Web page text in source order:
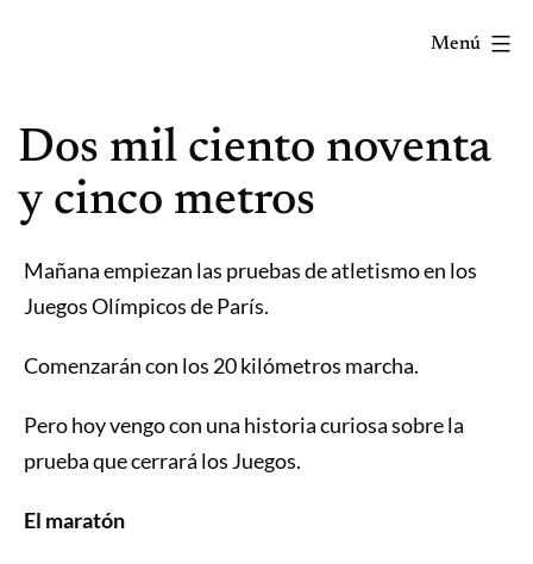
mola...
lo
Menú
Dos mil ciento noventa
y cinco metros
Mañana empiezan las pruebas de atletismo en los
Juegos Olímpicos de París.
Comenzarán con los 20 kilómetros marcha.
Pero hoy vengo con una historia curiosa sobre la
prueba que cerrará los Juegos.
El maratón